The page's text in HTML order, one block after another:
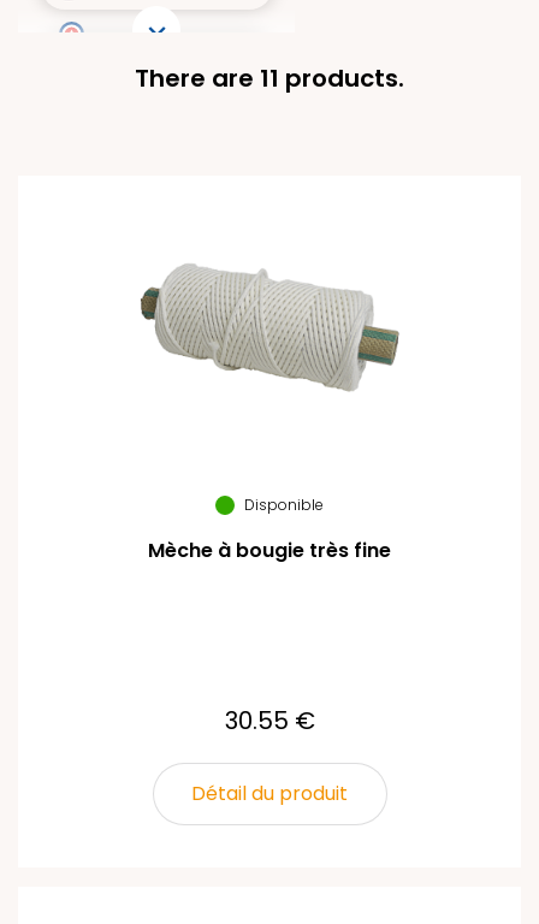
There are 11 products.
Disponible
Mèche à bougie très fine
30.55 €
Détail du produit